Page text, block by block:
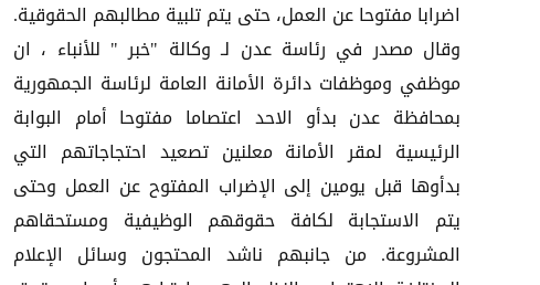
اضرابا مفتوحا عن العمل، حتى يتم تلبية مطالبهم الحقوقية.
وقال مصدر في رئاسة عدن لـ وكالة "خبر " للأنباء ، ان
موظفي وموظفات دائرة الأمانة العامة لرئاسة الجمهورية
بمحافظة عدن بدأو الاحد اعتصاما مفتوحا أمام البوابة
الرئيسية لمقر الأمانة معلنين تصعيد احتجاجاتهم التي
بدأوها قبل يومين إلى الإضراب المفتوح عن العمل وحتى
يتم الاستجابة لكافة حقوقهم الوظيفية ومستحقاهم
المشروعة. من جانبهم ناشد المحتجون وسائل الإعلام